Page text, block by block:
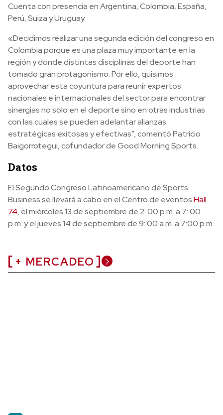
Cuenta con presencia en Argentina, Colombia, España,
Perú, Suiza y Uruguay.
«Decidimos realizar una segunda edición del congreso en
Colombia porque es una plaza muy importante en la
región y donde distintas disciplinas del deporte han
tomado gran protagonismo. Por ello, quisimos
aprovechar esta coyuntura para reunir expertos
nacionales e internacionales del sector para encontrar
sinergias no solo en el deporte sino en otras industrias
con las cuales se pueden adelantar alianzas
estratégicas exitosas y efectivas”, comentó Patricio
Baigorrotegui, cofundador de Good Morning Sports.
Datos
El Segundo Congreso Latinoamericano de Sports
Business se llevará a cabo en el Centro de eventosHall
74, el miércoles 13 de septiembre de 2: 00 p.m. a 7: 00
p.m. y el jueves 14 de septiembre de 9: 00 a.m. a 7:00 p.m.
+ MERCADEO